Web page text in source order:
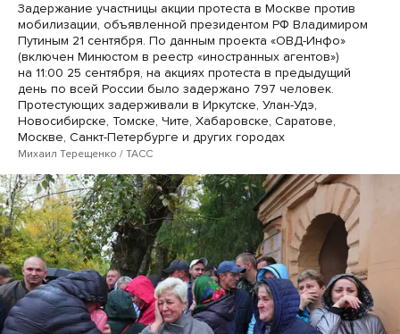
Задержание участницы акции протеста в Москве против
мобилизации, объявленной президентом РФ Владимиром
Путиным 21 сентября. По данным проекта «ОВД-Инфо»
(включен Минюстом в реестр «иностранных агентов»)
на 11:00 25 сентября, на акциях протеста в предыдущий
день по всей России было задержано 797 человек.
Протестующих задерживали в Иркутске, Улан-Удэ,
Новосибирске, Томске, Чите, Хабаровске, Саратове,
Москве, Санкт-Петербурге и других городах
Михаил Терещенко / ТАСС